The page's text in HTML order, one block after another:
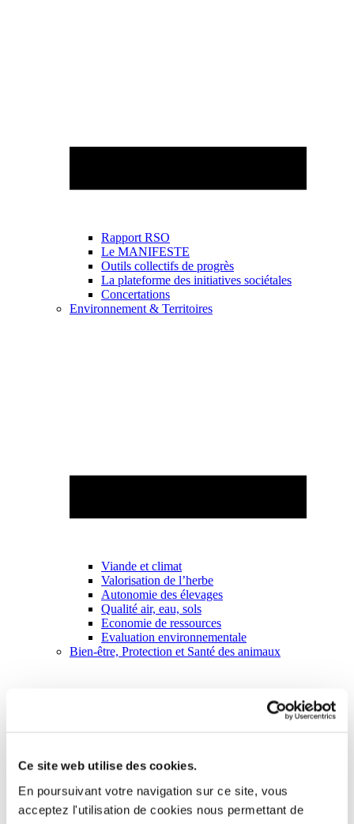
Ce site web utilise des cookies.
En poursuivant votre navigation sur ce site, vous
acceptez l'utilisation de cookies nous permettant de
Rapport RSO
Le MANIFESTE
Outils collectifs de progrès
La plateforme des initiatives sociétales
Concertations
Environnement & Territoires
Viande et climat
Valorisation de l’herbe
Autonomie des élevages
Qualité air, eau, sols
Economie de ressources
Evaluation environnementale
Bien-être, Protection et Santé des animaux